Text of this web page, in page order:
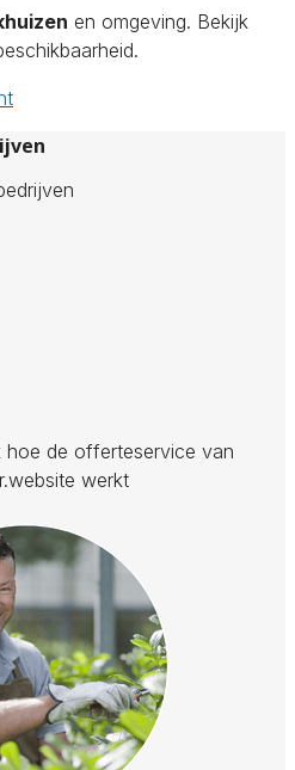
en omgeving. Bekijk
hoe de offerteservice van
werkt